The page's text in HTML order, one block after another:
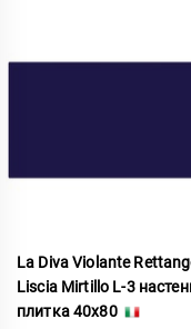
La Diva Violante
Liscia Mirtillo L-3
плитка 40x80